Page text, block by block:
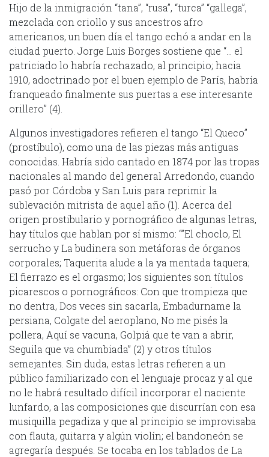
Hijo de la inmigración “tana”, “rusa”, “turca” “gallega”,
mezclada con criollo y sus ancestros afro
americanos, un buen día el tango echó a andar en la
ciudad puerto. Jorge Luis Borges sostiene que “… el
patriciado lo habría rechazado, al principio; hacia
1910, adoctrinado por el buen ejemplo de París, habría
franqueado finalmente sus puertas a ese interesante
orillero” (4).
Algunos investigadores refieren el tango “El Queco”
(prostíbulo), como una de las piezas más antiguas
conocidas. Habría sido cantado en 1874 por las tropas
nacionales al mando del general Arredondo, cuando
pasó por Córdoba y San Luis para reprimir la
sublevación mitrista de aquel año (1). Acerca del
origen prostibulario y pornográfico de algunas letras,
hay títulos que hablan por sí mismo: “”El choclo, El
serrucho y La budinera son metáforas de órganos
corporales; Taquerita alude a la ya mentada taquera;
El fierrazo es el orgasmo; los siguientes son títulos
picarescos o pornográficos: Con que trompieza que
no dentra, Dos veces sin sacarla, Embadurname la
persiana, Colgate del aeroplano, No me pisés la
pollera, Aquí se vacuna, Golpiá que te van a abrir,
Seguila que va chumbiada” (2) y otros títulos
semejantes. Sin duda, estas letras refieren a un
público familiarizado con el lenguaje procaz y al que
no le habrá resultado difícil incorporar el naciente
lunfardo, a las composiciones que discurrían con esa
musiquilla pegadiza y que al principio se improvisaba
con flauta, guitarra y algún violín; el bandoneón se
agregaría después. Se tocaba en los tablados de La